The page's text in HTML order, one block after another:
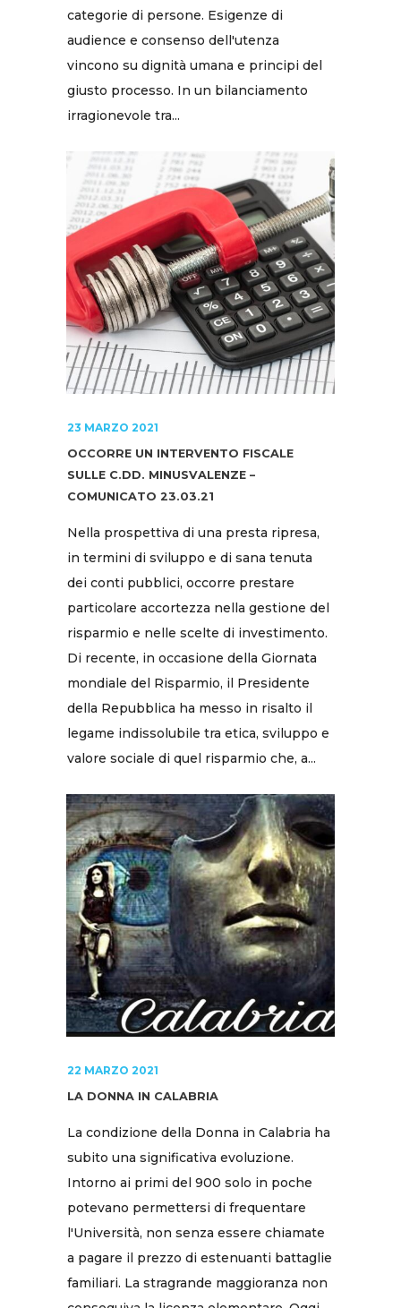
categorie di persone. Esigenze di
audience e consenso dell'utenza
vincono su dignità umana e principi del
giusto processo. In un bilanciamento
irragionevole tra...
23 MARZO 2021
OCCORRE UN INTERVENTO FISCALE
SULLE C.DD. MINUSVALENZE –
COMUNICATO 23.03.21
Nella prospettiva di una presta ripresa,
in termini di sviluppo e di sana tenuta
dei conti pubblici, occorre prestare
particolare accortezza nella gestione del
risparmio e nelle scelte di investimento.
Di recente, in occasione della Giornata
mondiale del Risparmio, il Presidente
della Repubblica ha messo in risalto il
legame indissolubile tra etica, sviluppo e
valore sociale di quel risparmio che, a...
22 MARZO 2021
LA DONNA IN CALABRIA
La condizione della Donna in Calabria ha
subito una significativa evoluzione.
Intorno ai primi del 900 solo in poche
potevano permettersi di frequentare
l'Università, non senza essere chiamate
a pagare il prezzo di estenuanti battaglie
familiari. La stragrande maggioranza non